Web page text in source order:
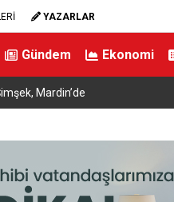
YAZARLAR
Gündem Ekonomi
Mardin’de